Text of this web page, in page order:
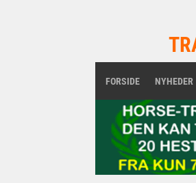
FORSIDE NYHEDER